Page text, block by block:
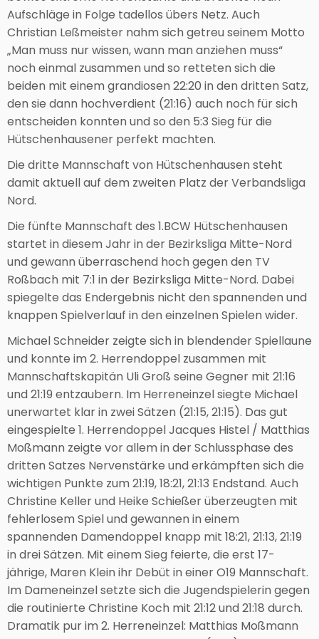
Aufschläge in Folge tadellos übers Netz. Auch
Christian Leßmeister nahm sich getreu seinem Motto
„Man muss nur wissen, wann man anziehen muss“
noch einmal zusammen und so retteten sich die
beiden mit einem grandiosen 22:20 in den dritten Satz,
den sie dann hochverdient (21:16) auch noch für sich
entscheiden konnten und so den 5:3 Sieg für die
Hütschenhausener perfekt machten.
Die dritte Mannschaft von Hütschenhausen steht
damit aktuell auf dem zweiten Platz der Verbandsliga
Nord.
Die fünfte Mannschaft des 1.BCW Hütschenhausen
startet in diesem Jahr in der Bezirksliga Mitte-Nord
und gewann überraschend hoch gegen den TV
Roßbach mit 7:1 in der Bezirksliga Mitte-Nord. Dabei
spiegelte das Endergebnis nicht den spannenden und
knappen Spielverlauf in den einzelnen Spielen wider.
Michael Schneider zeigte sich in blendender Spiellaune
und konnte im 2. Herrendoppel zusammen mit
Mannschaftskapitän Uli Groß seine Gegner mit 21:16
und 21:19 entzaubern. Im Herreneinzel siegte Michael
unerwartet klar in zwei Sätzen (21:15, 21:15). Das gut
eingespielte 1. Herrendoppel Jacques Histel / Matthias
Moßmann zeigte vor allem in der Schlussphase des
dritten Satzes Nervenstärke und erkämpften sich die
wichtigen Punkte zum 21:19, 18:21, 21:13 Endstand. Auch
Christine Keller und Heike Schießer überzeugten mit
fehlerlosem Spiel und gewannen in einem
spannenden Damendoppel knapp mit 18:21, 21:13, 21:19
in drei Sätzen. Mit einem Sieg feierte, die erst 17-
jährige, Maren Klein ihr Debüt in einer O19 Mannschaft.
Im Dameneinzel setzte sich die Jugendspielerin gegen
die routinierte Christine Koch mit 21:12 und 21:18 durch.
Dramatik pur im 2. Herreneinzel: Matthias Moßmann